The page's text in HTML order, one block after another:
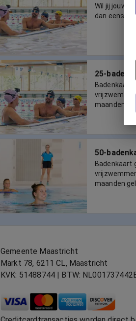
Wil jij jouw
dan eens
25-
Badenkaart
maanden
50-
Badenkaart
maanden
Gemeente Maastricht
Markt 78, 6211 CL, Maastricht
KVK: 51488744 | BTW: